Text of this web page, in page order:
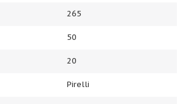
265
50
20
Pirelli